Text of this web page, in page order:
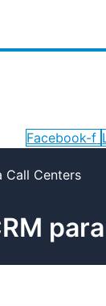
Facebook-f
Call Centers